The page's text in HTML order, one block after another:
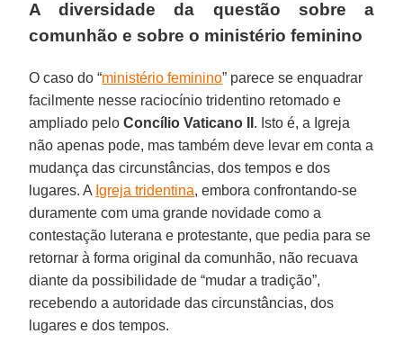
A diversidade da questão sobre a
comunhão e sobre o ministério feminino
O caso do “ministério feminino” parece se enquadrar
facilmente nesse raciocínio tridentino retomado e
ampliado peloConcílio Vaticano II . Isto é, a Igreja
não apenas pode, mas também deve levar em conta a
mudança das circunstâncias, dos tempos e dos
lugares. A Igreja tridentina, embora confrontando-se
duramente com uma grande novidade como a
contestação luterana e protestante, que pedia para se
retornar à forma original da comunhão, não recuava
diante da possibilidade de “mudar a tradição”,
recebendo a autoridade das circunstâncias, dos
lugares e dos tempos.